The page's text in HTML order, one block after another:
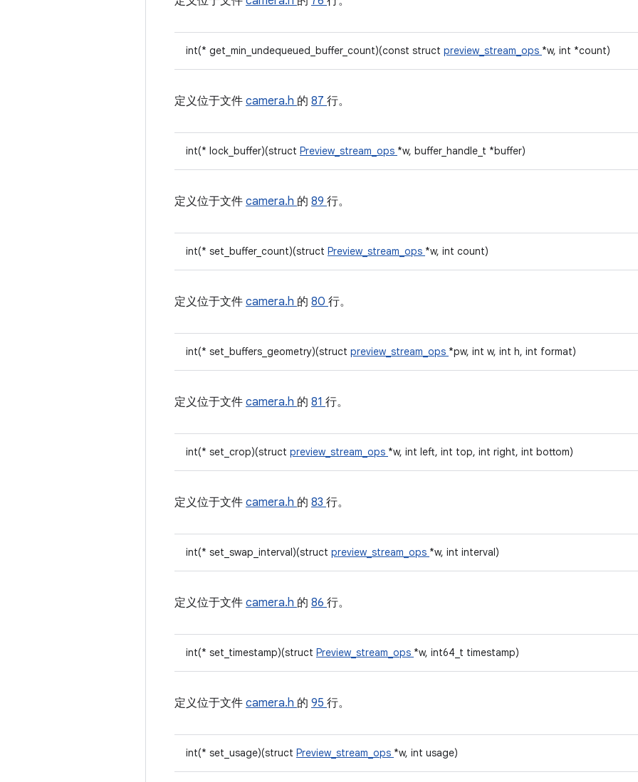
int(* get_min_undequeued_buffer_count)(const struct preview_stream_ops *w, int *count)
定义位于文件 camera.h 的 87 行。
int(* lock_buffer)(struct Preview_stream_ops *w, buffer_handle_t *buffer)
定义位于文件 camera.h 的 89 行。
int(* set_buffer_count)(struct Preview_stream_ops *w, int count)
定义位于文件 camera.h 的 80 行。
int(* set_buffers_geometry)(struct preview_stream_ops *pw, int w, int h, int format)
定义位于文件 camera.h 的 81 行。
int(* set_crop)(struct preview_stream_ops *w, int left, int top, int right, int bottom)
定义位于文件 camera.h 的 83 行。
int(* set_swap_interval)(struct preview_stream_ops *w, int interval)
定义位于文件 camera.h 的 86 行。
int(* set_timestamp)(struct Preview_stream_ops *w, int64_t timestamp)
定义位于文件 camera.h 的 95 行。
int(* set_usage)(struct Preview_stream_ops *w, int usage)